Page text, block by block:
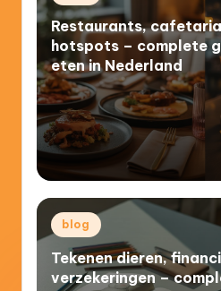
in
Restaurants,
hotspots – complete
eten in Nederland
Posted
in
blog
Tekenen dieren,
verzekeringen –